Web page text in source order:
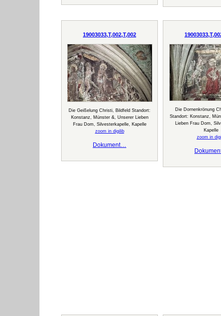
19003033,T,002,T,002
Die Geißelung Christi, Bildfeld Standort:
Konstanz, Münster &, Unserer Lieben
Frau Dom, Silvesterkapelle, Kapelle
zoom in digilib
Dokument…
Die Dornenkrönung
Standort: Konstanz,
Lieben Frau Dom,
Kapelle
zoom in